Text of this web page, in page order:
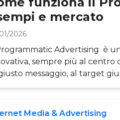
e mercato
2026
Advertising è
sempre più al centro
messaggio, al target
base del Programmatic si
reale e in forma
Media & Advertising